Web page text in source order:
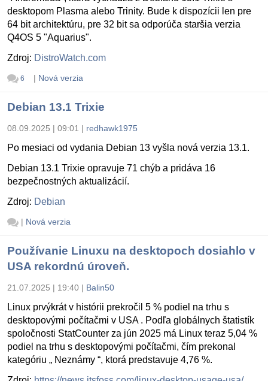
desktopom Plasma alebo Trinity. Bude k dispozícii len pre
64 bit architektúru, pre 32 bit sa odporúča staršia verzia
Q4OS 5 "Aquarius".
Zdroj: DistroWatch.com
6 | Nová verzia
Debian 13.1 Trixie
08.09.2025 | 09:01 | redhawk1975
Po mesiaci od vydania Debian 13 vyšla nová verzia 13.1.
Debian 13.1 Trixie opravuje 71 chýb a pridáva 16
bezpečnostných aktualizácií.
Zdroj: Debian
| Nová verzia
Používanie Linuxu na desktopoch dosiahlo v
USA rekordnú úroveň.
21.07.2025 | 19:40 | Balin50
Linux prvýkrát v histórii prekročil 5 % podiel na trhu s
desktopovými počítačmi v USA . Podľa globálnych štatistík
spoločnosti StatCounter za jún 2025 má Linux teraz 5,04 %
podiel na trhu s desktopovými počítačmi, čím prekonal
kategóriu „ Neznámy “, ktorá predstavuje 4,76 %.